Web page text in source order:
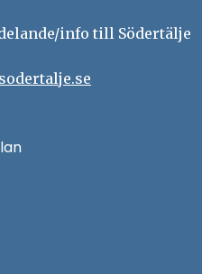
info till Södertälje